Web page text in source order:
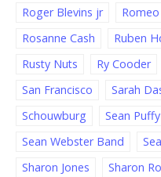
Roger Blevins jr
Romeo
Rosanne Cash
Ruben
Rusty Nuts
Ry Cooder
San Francisco
Sarah
Schouwburg
Sean
Sean Webster Band
Sharon Jones
Sharon